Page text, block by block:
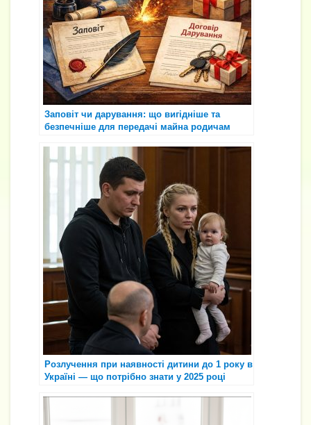
Заповіт чи дарування: що вигідніше та
безпечніше для передачі майна родичам
Розлучення при наявності дитини до 1 року в
Україні — що потрібно знати у 2025 році